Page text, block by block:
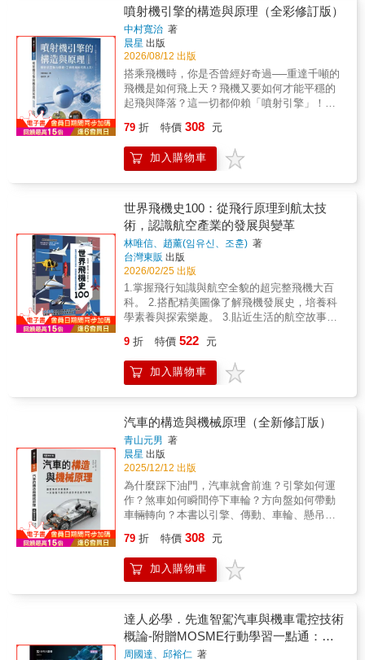
與風相反的方向並不斷加速&mdash;&mdash;
這麼美好的經驗，在整個人生中也是很少見
的！ 船上最特別的，當屬走到船首挑戰平衡感
的「船首斜桅平衡木」， 以及攀登到桅杆中段
瞭望台的「桅杆攀登」（僅提供給含住宿的行
程）， 這些都是只有在帆船上才能體驗到的特
殊活動，無不令人期待。 ◢雖然這世上存在許
多「交通工具」，卻沒有哪一種跟船一樣， 能
在內部度過包含食衣住行，甚至形成以船長為
乘客，能前往的區域也只有公共空間和自己的
房間而已， 駕駛船隻的掌舵室、引擎所在的輪
機室、船長室等處根本無法造訪。 更別說一般
加偶爾才舉辦的特別公開活動卻想一窺船的內
部，更是難如登天。◢ 對船舶內部充滿好奇，
想登船一窺數十種船舶的功能與構造嗎？ 《船
舶內部大解密！船體解剖圖》將透過宛如切開
船舶表面的解剖圖，為 各位解說「船」這種特
別的交通工具， 作者實際走訪、圖文並茂的內
容，讓你不僅能充實船舶功能及其歷史知識的
理解， 更能透過作者中村辰美精美的36幅船體
門插畫家中村辰美親自登船走訪所繪製出的第
一手稀有36幅日本船舶剖面圖，值得收藏！ ◎
船舶檔案+全彩跨頁船舶解剖圖，繁體版無刪減
日文手稿內頁+歷史及功能完整介紹，完美呈現
舶，從戰時到現代、從民生到娛樂，日本經典
船舶全蒐羅，讓你滿足對船的一切好奇！ &
記者。
科學的觀點、精采的客機圖像加以一一解釋回
答。本書特色最簡明清楚解答您對航空科學的
疑問。最珍貴的世界各型熱門客機圖像收錄。
封底搭機必備常識50從搭上客機的一刻，你心
中會有哪些疑問，是巨大的飛機如何飛上天？
為什麼搭機不能打手機？，還是擔心著陸與起
飛哪個危險？在空中會不會被雷打到？…別擔
心！您的疑問都能在本書找到答案。本書從機
場、客艙、機艙與客機的結構功能等一一為您
知識的疑問，讓您在機場也能體驗50個航空科
學新常識！
噴射機引擎的構造與原理（全彩修訂版）
中村寬治 著
晨星 出版
2026/08/12 出版
搭乘飛機時，你是否曾經好奇過──重達千噸的
飛機是如何飛上天？飛機又要如何才能平穩的
起飛與降落？這一切都仰賴「噴射引擎」！噴
推力，讓飛機翱翔天際。■ 噴射引擎的原理是
什麼？■ 噴射引擎在飛行中所扮演的關鍵角
色？■ 噴射引擎又是如何演進？■ 噴射引擎在
礎原理、系統、儀表到運用等面向，讓你徹底
掌握「飛機的心臟」！就讓我們一起來探究──
集結尖端科學技術於一身，超過三十萬個零件
組成的噴射引擎吧！※本書初版為晨星出版
《噴射機引擎的科學》本書特色◎噴射引擎職
掌完全解說：以噴射引擎為主角，全方位解析
噴射引擎的功能、歷史、基礎原理、系統、儀
表等面向，讓你一探噴射引擎在飛機中所扮演
的關鍵角色。◎精美圖片解析：搭配上詳細插
圖解析，讓您一目了然！
79 折 特價 308 元
加入購物車
世界飛機史100：從飛行原理到航太技
術，認識航空產業的發展與變革
林唯信、趙薰(임유신、조훈) 著
台灣東販 出版
2026/02/25 出版
1.掌握飛行知識與航空全貌的超完整飛機大百
科。 2.搭配精美圖像了解飛機發展史，培養科
學素養與探索樂趣。 3.貼近生活的航空故事，
內容×專業評選殊榮★☆★韓國兒童教育文化研
究院 優良圖書少年韓國日報 優良兒童圖書
1903年，飛機首次載著飛行員翱翔天際。至今
界。飛機的技術革新與航空產業發展超越人類
想像。本書收錄100則故事╳300多張精美照片
插圖，深入介紹大放異彩的各類飛行器與飛機
知識，多角度綜觀飛行技術與科學原理、結
構，以及飛機的世界紀錄及趣聞。一本完整了
解航空產業發展史與未來願景！【1】飛機的定
義與變革熱氣球可以算飛機嗎？風力推進的滑
翔翼也可以算是飛機嗎？萊特兄弟如何發明飛
機？第一架現代飛機又是如何誕生的？細數飛
行器的不同樣貌與功能載著旅客飛來飛去的客
機、往返國家之間載貨的貨機與運輸機、可以
自由調整方向的直升機、不須駕駛就能獨自控
制飛行的無人機，以及奔向太空的火箭，這些
飛行器各有不同任務與獨特樣貌！【3】飛機的
未來願景氫動力飛機比生質燃料更加環保？太
陽能飛機是否有機會問世？長得像魟魚、機翼
9 折 特價 522 元
加入購物車
汽車的構造與機械原理（全新修訂版）
青山元男 著
晨星 出版
2025/12/12 出版
為什麼踩下油門，汽車就會前進？引擎如何運
作？煞車如何瞬間停下車輪？方向盤如何帶動
車輛轉向？本書以引擎、傳動、車輪、懸吊與
機械原理！◎從引擎運作到動力傳輸全圖解◎
看懂支撐汽車的底盤與懸吊系統◎了解轉向、
煞車背後的機械關鍵◎延伸收錄電動車與油電
玩家！本書特色1、認識汽車的一本入門書！零
基礎也能輕鬆上手！ 為什麼車輪轉動，汽車就
會行進？為什麼左右車輪會以不同的轉速過
79 折 特價 308 元
加入購物車
達人必學．先進智駕汽車與機車電控技術
概論-附贈MOSME行動學習一點通：評
量．詳解
周國達、邱裕仁 著